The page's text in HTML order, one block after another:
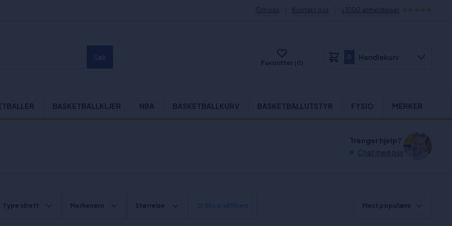
Om oss Kontakt oss +1000 anmeldelser
Favoritter (0)
Handlekurv
BASKETBALLKLÆR NBA BASKETBALLKURV BASKETBALLUTSTYR FYSIO MERKER
Trenger hjelp?
Chat med oss
Type idrett Merkenavn Størrelse Mest populære